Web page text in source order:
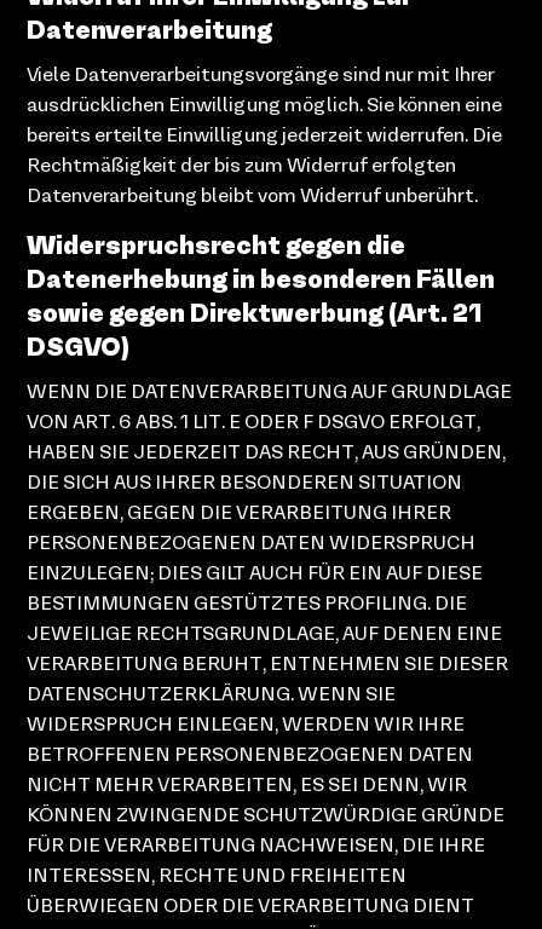
Datenverarbeitung
Viele Datenverarbeitungsvorgänge sind nur mit Ihrer
ausdrücklichen Einwilligung möglich. Sie können eine
bereits erteilte Einwilligung jederzeit widerrufen. Die
Rechtmäßigkeit der bis zum Widerruf erfolgten
Datenverarbeitung bleibt vom Widerruf unberührt.
Widerspruchsrecht gegen die
Datenerhebung in besonderen Fällen
sowie gegen Direktwerbung (Art. 21
DSGVO)
WENN DIE DATENVERARBEITUNG AUF GRUNDLAGE
VON ART. 6 ABS. 1 LIT. E ODER F DSGVO ERFOLGT,
HABEN SIE JEDERZEIT DAS RECHT, AUS GRÜNDEN,
DIE SICH AUS IHRER BESONDEREN SITUATION
ERGEBEN, GEGEN DIE VERARBEITUNG IHRER
PERSONENBEZOGENEN DATEN WIDERSPRUCH
EINZULEGEN; DIES GILT AUCH FÜR EIN AUF DIESE
BESTIMMUNGEN GESTÜTZTES PROFILING. DIE
JEWEILIGE RECHTSGRUNDLAGE, AUF DENEN EINE
VERARBEITUNG BERUHT, ENTNEHMEN SIE DIESER
DATENSCHUTZERKLÄRUNG. WENN SIE
WIDERSPRUCH EINLEGEN, WERDEN WIR IHRE
BETROFFENEN PERSONENBEZOGENEN DATEN
NICHT MEHR VERARBEITEN, ES SEI DENN, WIR
KÖNNEN ZWINGENDE SCHUTZWÜRDIGE GRÜNDE
FÜR DIE VERARBEITUNG NACHWEISEN, DIE IHRE
INTERESSEN, RECHTE UND FREIHEITEN
ÜBERWIEGEN ODER DIE VERARBEITUNG DIENT